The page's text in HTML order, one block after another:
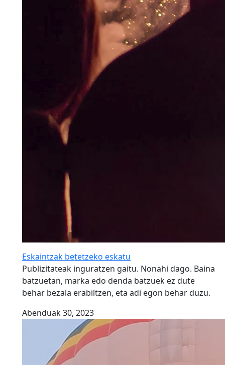
Eskaintzak betetzeko eskatu
Publizitateak inguratzen gaitu. Nonahi dago. Baina
batzuetan, marka edo denda batzuek ez dute
behar bezala erabiltzen, eta adi egon behar duzu.
Abenduak 30, 2023